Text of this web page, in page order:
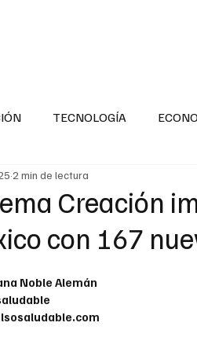
TECNOLOGÍA
PÚBLICO
ENTREVISTA ANIMAL
Creación
con 167
2 min de lectura
Noble Alemán